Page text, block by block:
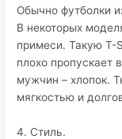
Обычно футболки
В некоторых
примеси. Такую T-
плохо пропускает
мужчин – хлопок.
мягкостью и
4. Стиль.